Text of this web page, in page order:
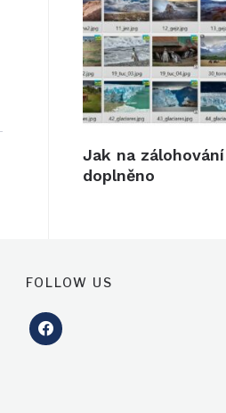
Jak na
doplněno
FOLLOW US
facebook